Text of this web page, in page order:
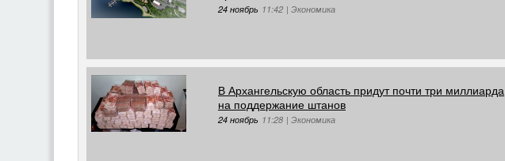
24 ноябрь 11:42 | Экономика
В Архангельскую область придут почти три миллиарда
на поддержание штанов
24 ноябрь 11:28 | Экономика